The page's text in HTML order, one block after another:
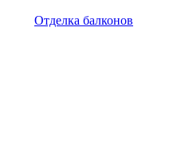
Отделка балконов